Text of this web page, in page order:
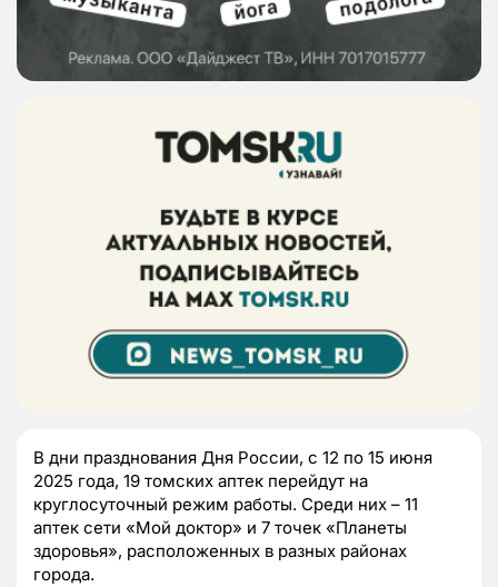
В дни празднования Дня России, с 12 по 15 июня
2025 года, 19 томских аптек перейдут на
круглосуточный режим работы. Среди них – 11
аптек сети «Мой доктор» и 7 точек «Планеты
здоровья», расположенных в разных районах
города.